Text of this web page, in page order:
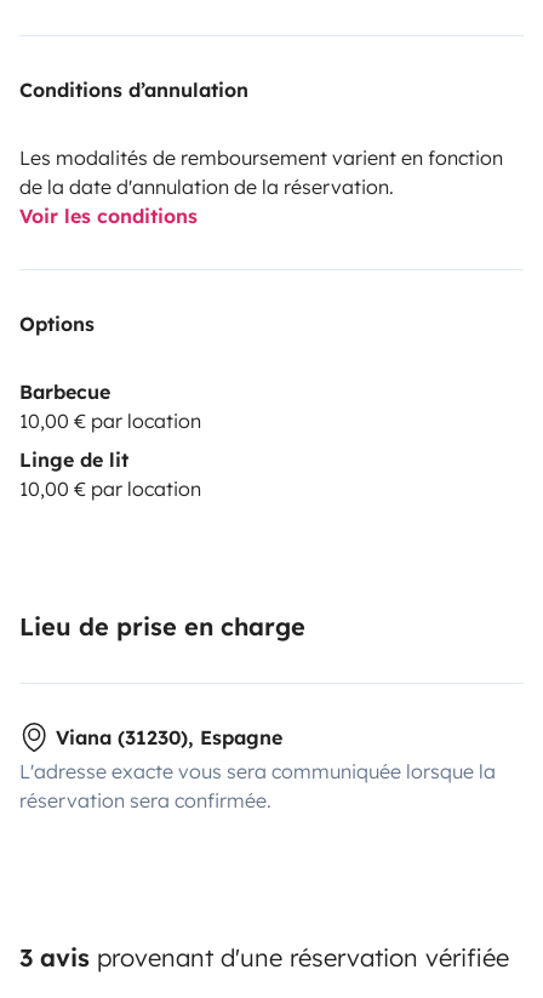
Conditions d’annulation
Les modalités de remboursement varient en fonction
de la date d'annulation de la réservation.
Voir les conditions
Options
Barbecue
10,00 € par location
Linge de lit
10,00 € par location
Lieu de prise en charge
Viana (31230), Espagne
L'adresse exacte vous sera communiquée lorsque la
réservation sera confirmée.
3 avis provenant d'une réservation vérifiée